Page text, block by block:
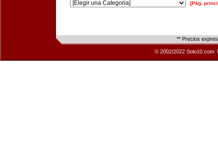
[Pág.
** Precios
© 2002/2022 Solo10.com